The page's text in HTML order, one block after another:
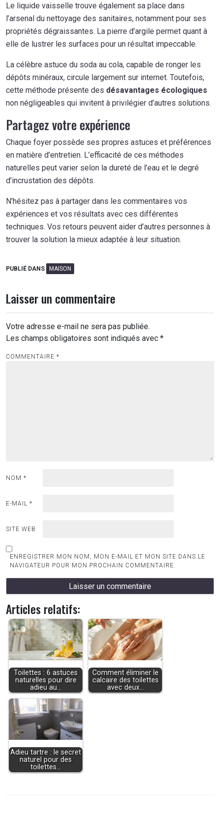
Le liquide vaisselle trouve également sa place dans
l’arsenal du nettoyage des sanitaires, notamment pour ses
propriétés dégraissantes. La pierre d’argile permet quant à
elle de lustrer les surfaces pour un résultat impeccable.
La célèbre astuce du soda au cola, capable de ronger les
dépôts minéraux, circule largement sur internet. Toutefois,
cette méthode présente des désavantages écologiques
non négligeables qui invitent à privilégier d’autres solutions.
Partagez votre expérience
Chaque foyer possède ses propres astuces et préférences
en matière d’entretien. L’efficacité de ces méthodes
naturelles peut varier selon la dureté de l’eau et le degré
d’incrustation des dépôts.
N’hésitez pas à partager dans les commentaires vos
expériences et vos résultats avec ces différentes
techniques. Vos retours peuvent aider d’autres personnes à
trouver la solution la mieux adaptée à leur situation.
PUBLIÉ DANS MAISON
Laisser un commentaire
Votre adresse e-mail ne sera pas publiée.
Les champs obligatoires sont indiqués avec *
COMMENTAIRE *
NOM *
E-MAIL *
SITE WEB
ENREGISTRER MON NOM, MON E-MAIL ET MON SITE DANS LE
NAVIGATEUR POUR MON PROCHAIN COMMENTAIRE.
Articles relatifs:
Toilettes : 6 astuces
naturelles pour dire
adieu au…
Comment éliminer le
calcaire des toilettes
avec deux…
Adieu tartre : le secret
naturel pour des
toilettes…